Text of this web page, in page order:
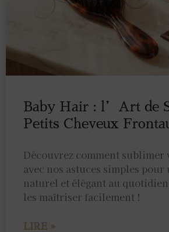
Baby Hair : l’Art de
Petits Cheveux
Découvrez comment sublimer
avec nos astuces simples pour
naturel et élégant au
les maîtriser facilement !
LIRE »